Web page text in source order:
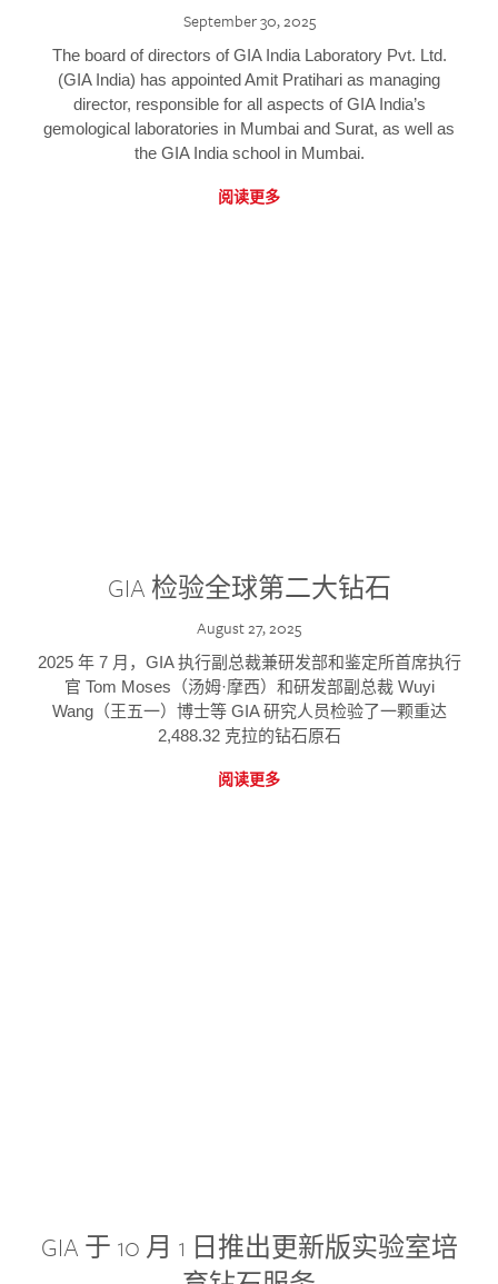
September 30, 2025
The board of directors of GIA India Laboratory Pvt. Ltd.
(GIA India) has appointed Amit Pratihari as managing
director, responsible for all aspects of GIA India’s
gemological laboratories in Mumbai and Surat, as well as
the GIA India school in Mumbai.
阅读更多
GIA 检验全球第二大钻石
August 27, 2025
2025 年 7 月，GIA 执行副总裁兼研发部和鉴定所首席执行
官 Tom Moses（汤姆·摩西）和研发部副总裁 Wuyi
Wang（王五一）博士等 GIA 研究人员检验了一颗重达
2,488.32 克拉的钻石原石
阅读更多
GIA 于 10 月 1 日推出更新版实验室培